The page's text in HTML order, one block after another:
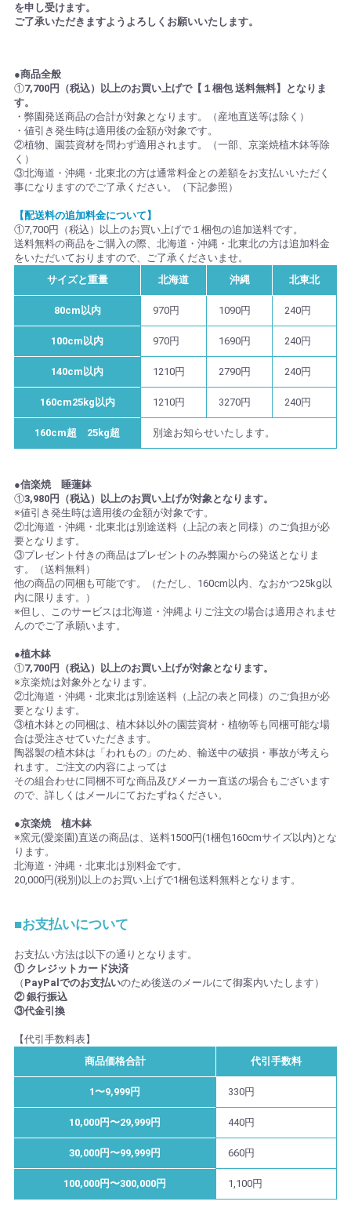
を申し受けます。
ご了承いただきますようよろしくお願いいたします。
●商品全般
①7,700円（税込）以上のお買い上げで【１梱包 送料無料】となりま
す。
・弊園発送商品の合計が対象となります。（産地直送等は除く）
・値引き発生時は適用後の金額が対象です。
②植物、園芸資材を問わず適用されます。（一部、京楽焼植木鉢等除
く）
③北海道・沖縄・北東北の方は通常料金との差額をお支払いいただく
事になりますのでご了承ください。（下記参照）
【配送料の追加料金について】
①7,700円（税込）以上のお買い上げで１梱包の追加送料です。
送料無料の商品をご購入の際、北海道・沖縄・北東北の方は追加料金
をいただいておりますので、ご了承くださいませ。
サイズと重量
北海道 沖縄 北東北
80cm以内 970円 1090円 240円
100cm以内 970円 1690円 240円
140cm以内 1210円 2790円 240円
160cm25kg以内 1210円 3270円 240円
160cm超 25kg超 別途お知らせいたします。
●信楽焼 睡蓮鉢
①3,980円（税込）以上のお買い上げが対象となります。
※値引き発生時は適用後の金額が対象です。
②北海道・沖縄・北東北は別途送料（上記の表と同様）のご負担が必
要となります。
③プレゼント付きの商品はプレゼントのみ弊園からの発送となりま
す。（送料無料）
他の商品の同梱も可能です。（ただし、160cm以内、なおかつ25kg以
内に限ります。）
※但し、このサービスは北海道・沖縄よりご注文の場合は適用されませ
んのでご了承願います。
●植木鉢
①7,700円（税込）以上のお買い上げが対象となります。
※京楽焼は対象外となります。
②北海道・沖縄・北東北は別途送料（上記の表と同様）のご負担が必
要となります。
③植木鉢との同梱は、植木鉢以外の園芸資材・植物等も同梱可能な場
合は受注させていただきます。
陶器製の植木鉢は「われもの」のため、輸送中の破損・事故が考えら
れます。ご注文の内容によっては
その組合わせに同梱不可な商品及びメーカー直送の場合もございます
ので、詳しくはメールにておたずねください。
●京楽焼 植木鉢
※窯元(愛楽園)直送の商品は、送料1500円(1梱包160cmサイズ以内)とな
ります。
北海道・沖縄・北東北は別料金です。
20,000円(税別)以上のお買い上げで1梱包送料無料となります。
■お支払いについて
お支払い方法は以下の通りとなります。
① クレジットカード決済
（ PayPalでのお支払いのため後送のメールにて御案内いたします）
② 銀行振込
③代金引換
【代引手数料表】
商品価格合計
代引手数料
1〜9,999円 330円
10,000円〜29,999円 440円
30,000円〜99,999円 660円
100,000円〜300,000円 1,100円